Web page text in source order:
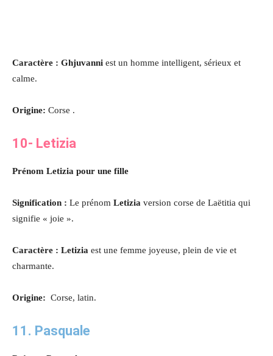
Caractère : Ghjuvanni est un homme intelligent, sérieux et
calme.
Origine: Corse .
10- Letizia
Prénom Letizia pour une fille
Signification : Le prénom Letizia version corse de Laëtitia qui
signifie « joie ».
Caractère : Letizia est une femme joyeuse, plein de vie et
charmante.
Origine: Corse, latin.
11. Pasquale